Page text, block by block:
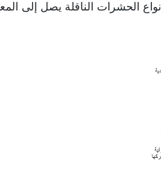
غددها اللعابية ليتحول إلى الشكل المُعدي (الشكل3). وفي بعض أنواع الحشرات